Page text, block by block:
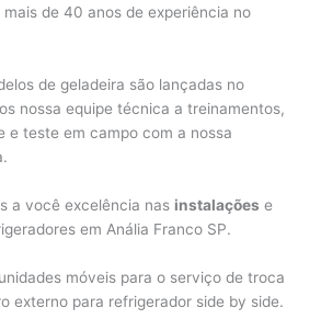
de 40 anos de experiência no
de geladeira são lançadas no
nossa equipe técnica a treinamentos,
e teste em campo com a nossa
a você excelência nas instalações e
em Anália Franco SP.
móveis para o serviço de troca
externo para refrigerador side by side.